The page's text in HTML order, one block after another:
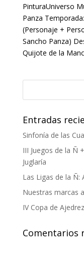
PinturaUniverso
Panza
(Personaje +
Sancho Panza)
Quijote de la
Entradas
Sinfonía de las
III Juegos de la Ñ
Juglaría
Las Ligas de la Ñ:
Nuestras marcas
IV Copa de
Comentarios